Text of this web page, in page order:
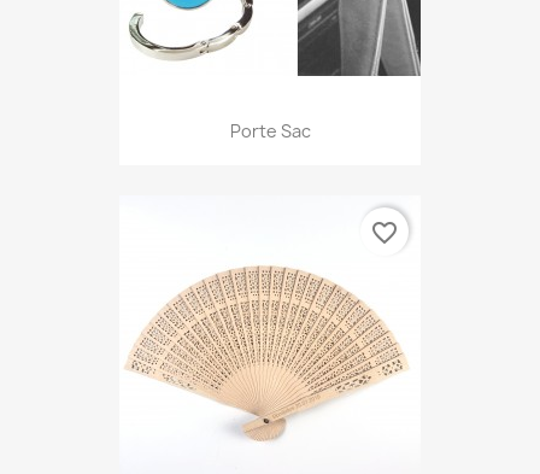
Porte Sac
favorite_border